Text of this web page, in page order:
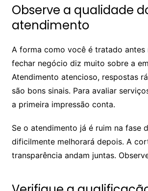
Observe a qualidade
atendimento
A forma como você é tratado antes
fechar negócio diz muito sobre a
Atendimento atencioso, respostas
são bons sinais. Para avaliar
a primeira impressão conta.
Se o atendimento já é ruim na fase
dificilmente melhorará depois. A
transparência andam juntas.